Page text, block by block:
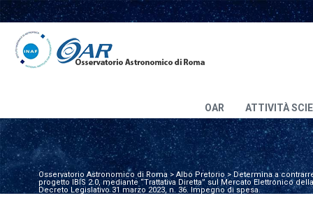
OAR ATTIVITÀ
Osservatorio Astronomico di Roma>Albo Pretorio >Determina a
progetto IBIS 2.0, mediante “Trattativa Diretta” sul Mercato Elettronico
Decreto Legislativo 31 marzo 2023, n. 36. Impegno di spesa.